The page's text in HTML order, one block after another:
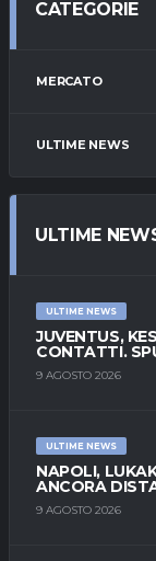
CATEGORIE
MERCATO
ULTIME NEWS
ULTIME
ULTIME NEWS
JUVENTUS,
CONTATTI.
9 AGOSTO 2026
ULTIME NEWS
NAPOLI,
ANCORA
9 AGOSTO 2026